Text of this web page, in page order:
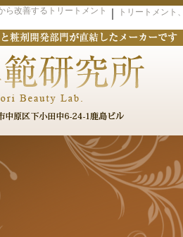
ら改善するトリートメント トリートメント